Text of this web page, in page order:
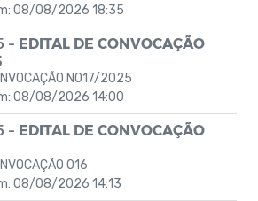
08/08/2026 18:35
- EDITAL DE CONVOCAÇÃO
N017/2025
08/08/2026 14:00
- EDITAL DE CONVOCAÇÃO
016
08/08/2026 14:13